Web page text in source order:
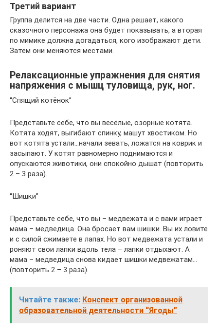
Третий вариант
Группа делится на две части. Одна решает, какого
сказочного персонажа она будет показывать, а вторая
по мимике должна догадаться, кого изображают дети.
Затем они меняются местами.
Релаксационные упражнения для снятия
напряжения с мышц туловища, рук, ног.
“Спящий котёнок”
Представьте себе, что вы весёлые, озорные котята.
Котята ходят, выгибают спинку, машут хвостиком. Но
вот котята устали…начали зевать, ложатся на коврик и
засыпают. У котят равномерно поднимаются и
опускаются животики, они спокойно дышат (повторить
2 – 3 раза).
“Шишки”
Представьте себе, что вы – медвежата и с вами играет
мама – медведица. Она бросает вам шишки. Вы их ловите
и с силой сжимаете в лапах. Но вот медвежата устали и
роняют свои лапки вдоль тела – лапки отдыхают. А
мама – медведица снова кидает шишки медвежатам…
(повторить 2 – 3 раза).
Читайте также: Конспект организованной
образовательной деятельности “Ягоды”